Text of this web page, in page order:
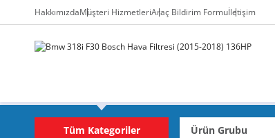
HakkımızdaMüşteri HizmetleriAraç Bildirim Formuİletişim
Tüm Kategoriler